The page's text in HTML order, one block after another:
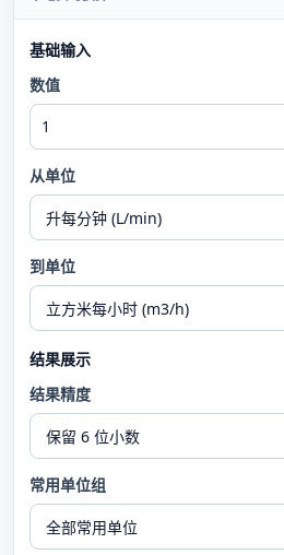
基础输入
数值
从单位
到单位
结果展示
结果精度
常用单位组